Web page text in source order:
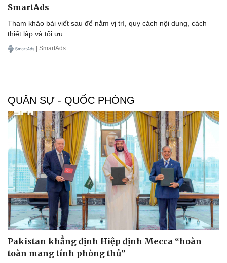
SmartAds
Tham khảo bài viết sau để nắm vị trí, quy cách nội dung, cách
thiết lập và tối ưu.
| SmartAds
QUÂN SỰ - QUỐC PHÒNG
Pakistan khẳng định Hiệp định Mecca “hoàn
toàn mang tính phòng thủ”